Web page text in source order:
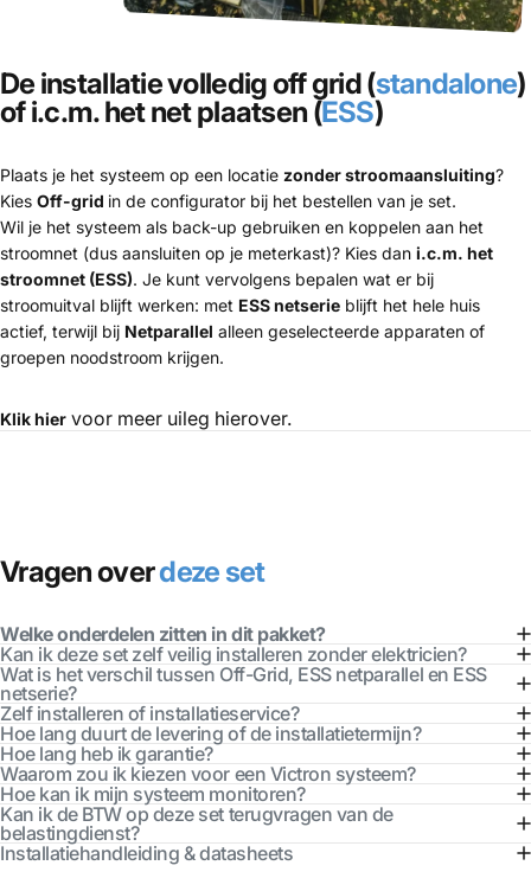
De installatie volledig off grid (standalone)
of i.c.m. het net plaatsen (ESS)
Plaats je het systeem op een locatie zonder stroomaansluiting?
Kies Off-grid in de configurator bij het bestellen van je set.
Wil je het systeem als back-up gebruiken en koppelen aan het
stroomnet (dus aansluiten op je meterkast)? Kies dan i.c.m. het
stroomnet (ESS). Je kunt vervolgens bepalen wat er bij
stroomuitval blijft werken: met ESS netserie blijft het hele huis
actief, terwijl bij Netparallel alleen geselecteerde apparaten of
groepen noodstroom krijgen.
Klik hier voor meer uileg hierover.
Vragen overdeze set
Welke onderdelen zitten in dit pakket?
Kan ik deze set zelf veilig installeren zonder elektricien?
Wat is het verschil tussen Off-Grid, ESS netparallel en ESS
netserie?
Zelf installeren of installatieservice?
Hoe lang duurt de levering of de installatietermijn?
Hoe lang heb ik garantie?
Waarom zou ik kiezen voor een Victron systeem?
Hoe kan ik mijn systeem monitoren?
Kan ik de BTW op deze set terugvragen van de
belastingdienst?
Installatiehandleiding & datasheets